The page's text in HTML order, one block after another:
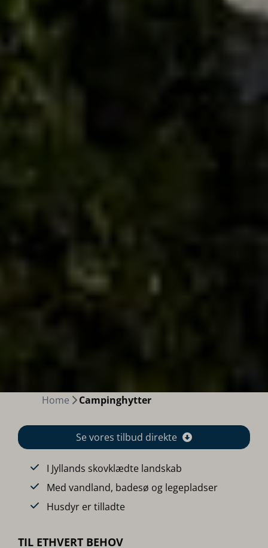
Home Campinghytter
Se vores tilbud direkte
I Jyllands skovklædte landskab
Med vandland, badesø og legepladser
Husdyr er tilladte
TIL ETHVERT BEHOV